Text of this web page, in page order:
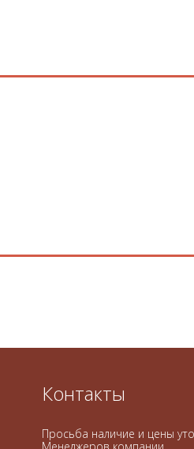
Контакты
Просьба наличие и цены